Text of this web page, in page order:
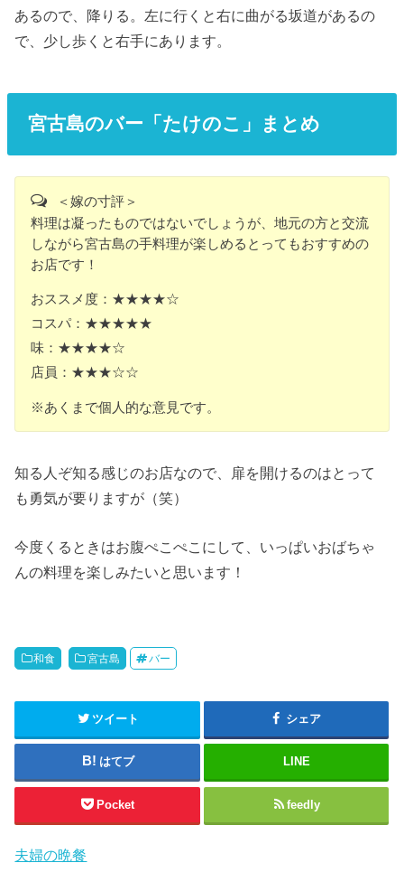
あるので、降りる。左に行くと右に曲がる坂道があるの
で、少し歩くと右手にあります。
宮古島のバー「たけのこ」まとめ
＜嫁の寸評＞
料理は凝ったものではないでしょうが、地元の方と交流
しながら宮古島の手料理が楽しめるとってもおすすめの
お店です！
おススメ度：★★★★☆
コスパ：★★★★★
味：★★★★☆
店員：★★★☆☆
※あくまで個人的な意見です。
知る人ぞ知る感じのお店なので、扉を開けるのはとって
も勇気が要りますが（笑）
今度くるときはお腹ぺこぺこにして、いっぱいおばちゃ
んの料理を楽しみたいと思います！
和食 宮古島 バー
ツイート シェア
はてブ LINE
Pocket feedly
夫婦の晩餐